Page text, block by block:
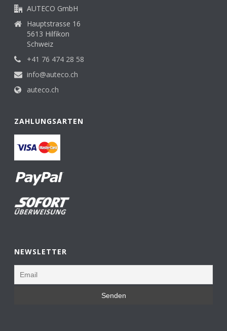
AUTECO GmbH
Hauptstrasse 16
5613 Hilfikon
Schweiz
+41 76 474 28 58
info@auteco.ch
auteco.ch
ZAHLUNGSARTEN
NEWSLETTER